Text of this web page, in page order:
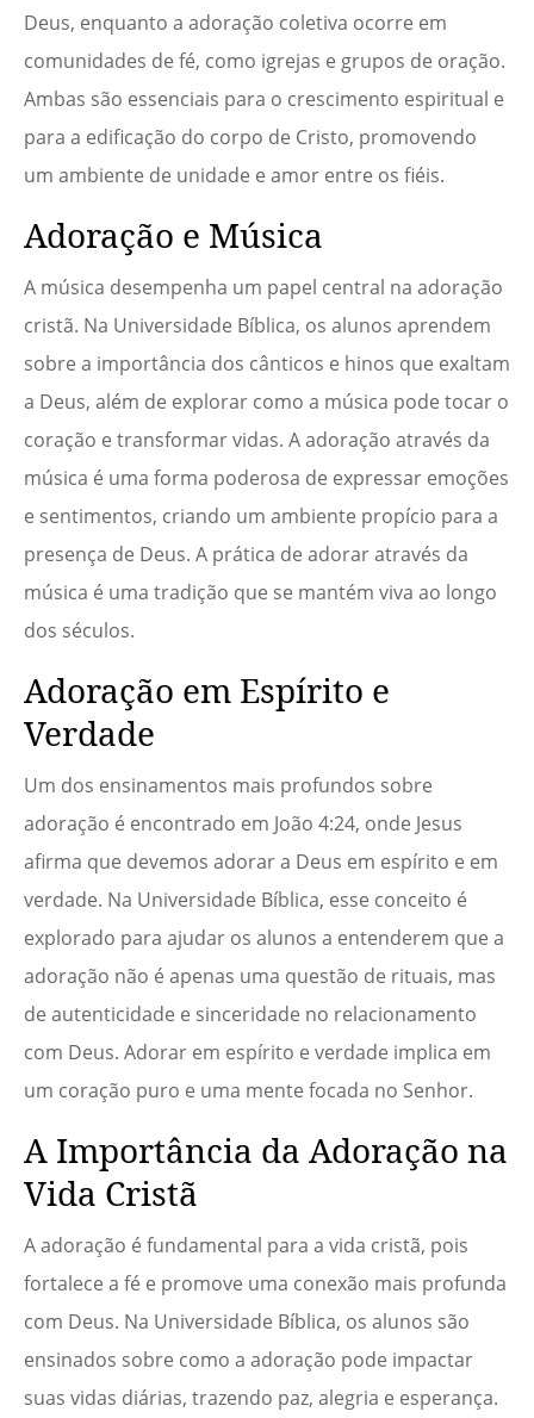
Deus, enquanto a adoração coletiva ocorre em
comunidades de fé, como igrejas e grupos de oração.
Ambas são essenciais para o crescimento espiritual e
para a edificação do corpo de Cristo, promovendo
um ambiente de unidade e amor entre os fiéis.
Adoração e Música
A música desempenha um papel central na adoração
cristã. Na Universidade Bíblica, os alunos aprendem
sobre a importância dos cânticos e hinos que exaltam
a Deus, além de explorar como a música pode tocar o
coração e transformar vidas. A adoração através da
música é uma forma poderosa de expressar emoções
e sentimentos, criando um ambiente propício para a
presença de Deus. A prática de adorar através da
música é uma tradição que se mantém viva ao longo
dos séculos.
Adoração em Espírito e
Verdade
Um dos ensinamentos mais profundos sobre
adoração é encontrado em João 4:24, onde Jesus
afirma que devemos adorar a Deus em espírito e em
verdade. Na Universidade Bíblica, esse conceito é
explorado para ajudar os alunos a entenderem que a
adoração não é apenas uma questão de rituais, mas
de autenticidade e sinceridade no relacionamento
com Deus. Adorar em espírito e verdade implica em
um coração puro e uma mente focada no Senhor.
A Importância da Adoração na
Vida Cristã
A adoração é fundamental para a vida cristã, pois
fortalece a fé e promove uma conexão mais profunda
com Deus. Na Universidade Bíblica, os alunos são
ensinados sobre como a adoração pode impactar
suas vidas diárias, trazendo paz, alegria e esperança.